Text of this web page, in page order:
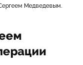
Медведевым.